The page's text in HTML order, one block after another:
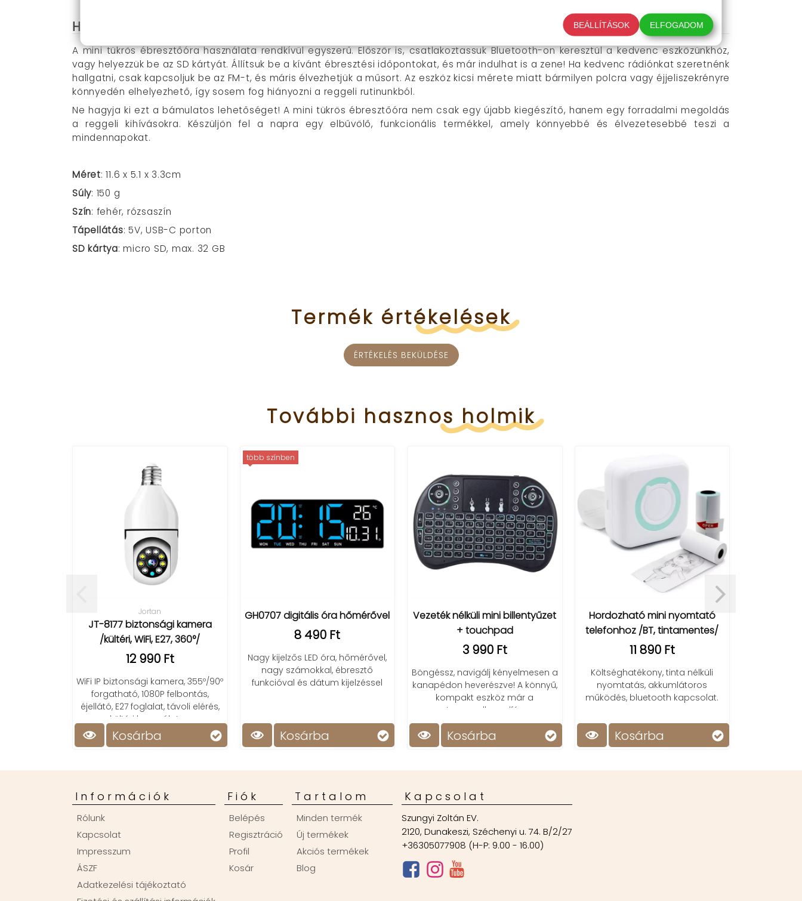
Használati útmutató
A mini tükrös ébresztőóra használata rendkívül egyszerű. Először is, csatlakoztassuk Bluetooth-on keresztül a kedvenc eszközünkhöz,
vagy helyezzük be az SD kártyát. Állítsuk be a kívánt ébresztési időpontokat, és már indulhat is a zene! Ha kedvenc rádiónkat szeretnénk
hallgatni, csak kapcsoljuk be az FM-t, és máris élvezhetjük a műsort. Az eszköz kicsi mérete miatt bármilyen polcra vagy éjjeliszekrényre
könnyedén elhelyezhető, így sosem fog hiányozni a reggeli rutinunkból.
Ne hagyja ki ezt a bámulatos lehetőséget! A mini tükrös ébresztőóra nem csak egy újabb kiegészítő, hanem egy forradalmi megoldás
a reggeli kihívásokra. Készüljön fel a napra egy elbűvölő, funkcionális termékkel, amely könnyebbé és élvezetesebbé teszi a
mindennapokat.
Méret:11.6 x 5.1 x 3.3cm
Súly: 150 g
Szín: fehér, rózsaszín
Tápellátás: 5V, USB-C porton
SD kártya: micro SD, max. 32 GB
Termék értékelések
ÉRTÉKELÉS BEKÜLDÉSE
További hasznos holmik
Jortan
JT-8177 biztonsági kamera
/kültéri, WiFi, E27, 360°/
12 990 Ft
WiFi IP biztonsági kamera, 355º/90º
forgatható, 1080P felbontás,
éjellátó, E27 foglalat, távoli elérés,
kültéri használatra.
Kosárba
több színben
GH0707 digitális óra hőmérővel
8 490 Ft
Nagy kijelzős LED óra, hőmérővel,
nagy számokkal, ébresztő
funkcióval és dátum kijelzéssel
Kosárba
Vezeték nélküli mini billentyűzet
+ touchpad
3 990 Ft
Böngéssz, navigálj kényelmesen a
kanapédon heverészve! A könnyű,
kompakt eszköz már a
tenyeredben elfér.
Kosárba
Hordozható mini nyomtató
telefonhoz /BT, tintamentes/
11 890 Ft
Költséghatékony, tinta nélküli
nyomtatás, akkumlátoros
működés, bluetooth kapcsolat.
Kosárba
Információk
Rólunk
Kapcsolat
Impresszum
ÁSZF
Adatkezelési tájékoztató
Fiók
Belépés
Regisztráció
Profil
Kosár
Tartalom
Minden termék
Új termékek
Akciós termékek
Blog
Kapcsolat
Szungyi Zoltán EV.
2120, Dunakeszi, Széchenyi u. 74. B/2/27
+36305077908 (H-P: 9.00 - 16.00)
BEÁLLÍTÁSOK ELFOGADOM